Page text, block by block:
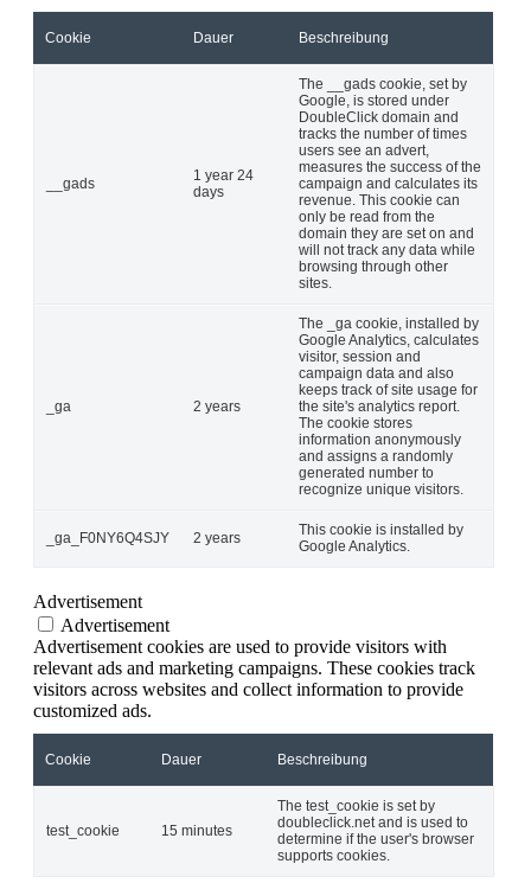
Cookie Dauer Beschreibung
__gads
1 year 24
days
The __gads cookie, set by
Google, is stored under
DoubleClick domain and
tracks the number of times
users see an advert,
measures the success of the
campaign and calculates its
revenue. This cookie can
only be read from the
domain they are set on and
will not track any data while
browsing through other
sites.
_ga 2 years
The _ga cookie, installed by
Google Analytics, calculates
visitor, session and
campaign data and also
keeps track of site usage for
the site's analytics report.
The cookie stores
information anonymously
and assigns a randomly
generated number to
recognize unique visitors.
_ga_F0NY6Q4SJY 2 years
This cookie is installed by
Google Analytics.
Advertisement
Advertisement
Advertisement cookies are used to provide visitors with
relevant ads and marketing campaigns. These cookies track
visitors across websites and collect information to provide
customized ads.
Cookie Dauer Beschreibung
test_cookie 15 minutes
The test_cookie is set by
doubleclick.net and is used to
determine if the user's browser
supports cookies.